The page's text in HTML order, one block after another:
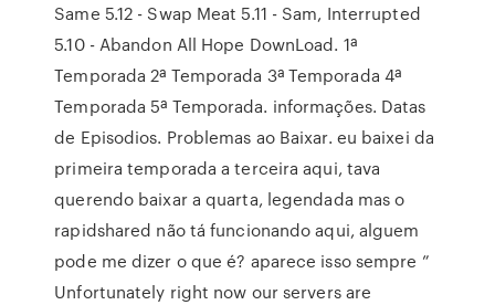
Same 5.12 - Swap Meat 5.11 - Sam, Interrupted
5.10 - Abandon All Hope DownLoad. 1ª
Temporada 2ª Temporada 3ª Temporada 4ª
Temporada 5ª Temporada. informações. Datas
de Episodios. Problemas ao Baixar. eu baixei da
primeira temporada a terceira aqui, tava
querendo baixar a quarta, legendada mas o
rapidshared não tá funcionando aqui, alguem
pode me dizer o que é? aparece isso sempre ”
Unfortunately right now our servers are